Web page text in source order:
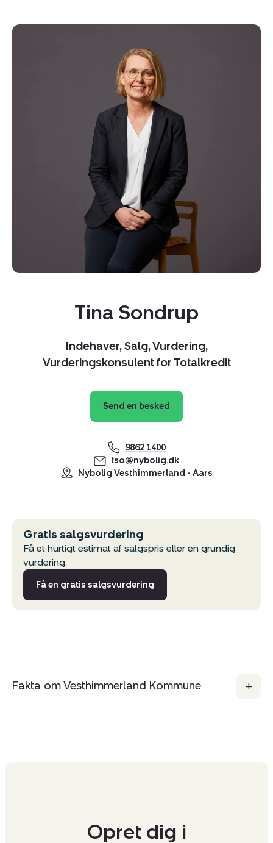
Tina Sondrup
Indehaver, Salg, Vurdering,
Vurderingskonsulent for Totalkredit
Send en besked
9862 1400
tso@nybolig.dk
Nybolig Vesthimmerland - Aars
Gratis salgsvurdering
Få et hurtigt estimat af salgspris eller en grundig
vurdering.
Få en gratis salgsvurdering
Fakta om Vesthimmerland Kommune
Opret dig i
Kopier link
Del via mail